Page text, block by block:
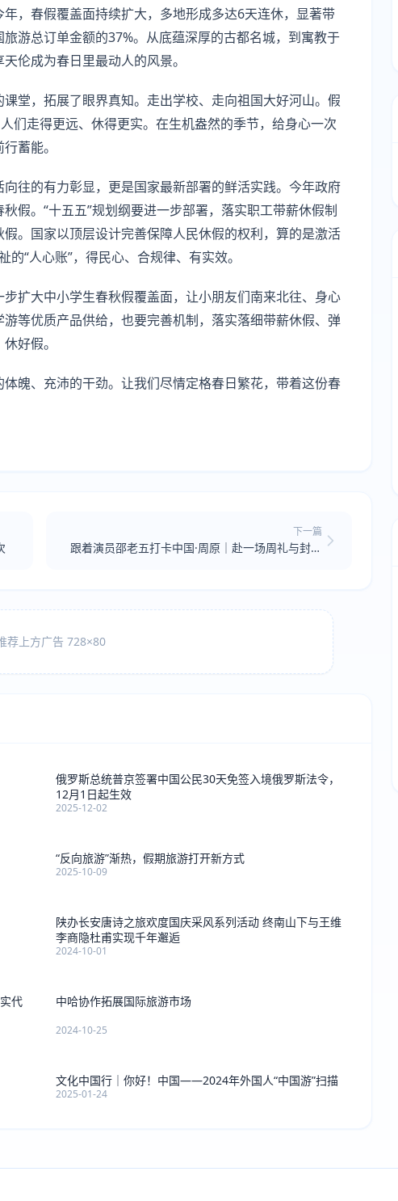
，春假覆盖面持续扩大，多地形成多达6天连休，显著带
游总订单金额的37%。从底蕴深厚的古都名城，到寓教于
伦成为春日里最动人的风景。
堂，拓展了眼界真知。走出学校、走向祖国大好河山。假
们走得更远、休得更实。在生机盎然的季节，给身心一次
蓄能。
往的有力彰显，更是国家最新部署的鲜活实践。今年政府
假。“十五五”规划纲要进一步部署，落实职工带薪休假制
。国家以顶层设计完善保障人民休假的权利，算的是激活
的“人心账”，得民心、合规律、有实效。
扩大中小学生春秋假覆盖面，让小朋友们南来北往、身心
等优质产品供给，也要完善机制，落实落细带薪休假、弹
好假。
魄、充沛的干劲。让我们尽情定格春日繁花，带着这份春
下一篇
跟着演员邵老五打卡中国·周原｜赴一场周礼与封神
荐上方广告 728×80
俄罗斯总统普京签署中国公民30天免签入境俄罗斯法令，
12月1日起生效
2025-12-02
“反向旅游”渐热，假期旅游打开新方式
2025-10-09
陕办长安唐诗之旅欢度国庆采风系列活动 终南山下与王维
李商隐杜甫实现千年邂逅
2024-10-01
代
中哈协作拓展国际旅游市场
2024-10-25
文化中国行｜你好！中国——2024年外国人“中国游”扫描
2025-01-24